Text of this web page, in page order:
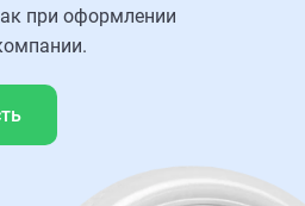
при оформлении